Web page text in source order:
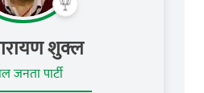
शुक्ल
जनता पार्टी